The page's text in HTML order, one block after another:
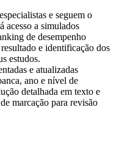
e seguem o
acesso a simulados
de desempenho
e identificação dos
estudos.
e atualizadas
ano e nível de
detalhada em texto e
marcação para revisão